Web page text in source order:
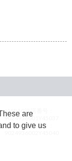
JASRAC許諾番号：
9024936001Y45037
JASRAC許諾番号：
are
to give us